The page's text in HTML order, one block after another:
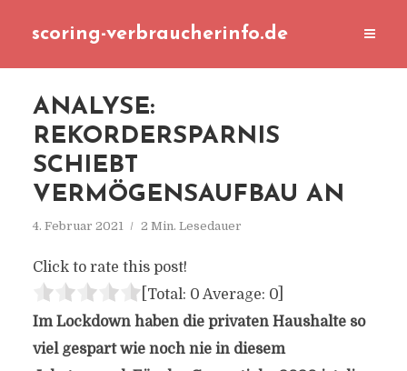
scoring-verbraucherinfo.de
ANALYSE:
REKORDERSPARNIS
SCHIEBT
VERMÖGENSAUFBAU AN
4. Februar 2021 2 Min. Lesedauer
Click to rate this post!
[Total: 0 Average: 0]
Im Lockdown haben die privaten Haushalte so
viel gespart wie noch nie in diesem